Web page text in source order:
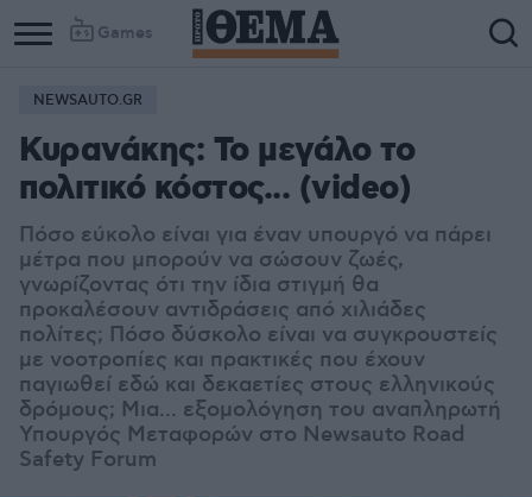
Games
NEWSAUTO.GR
Κυρανάκης: Το μεγάλο το
πολιτικό κόστος... (video)
Πόσο εύκολο είναι για έναν υπουργό να πάρει
μέτρα που μπορούν να σώσουν ζωές,
γνωρίζοντας ότι την ίδια στιγμή θα
προκαλέσουν αντιδράσεις από χιλιάδες
πολίτες; Πόσο δύσκολο είναι να συγκρουστείς
με νοοτροπίες και πρακτικές που έχουν
παγιωθεί εδώ και δεκαετίες στους ελληνικούς
δρόμους; Μια... εξομολόγηση του αναπληρωτή
Υπουργός Μεταφορών στο Newsauto Road
Safety Forum